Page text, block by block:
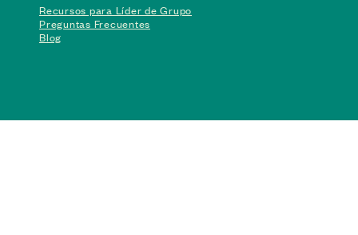
Recursos para Líder de Grupo
Preguntas Frecuentes
Blog